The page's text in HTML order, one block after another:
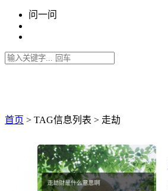
问一问
首页 > TAG信息列表 > 走劫